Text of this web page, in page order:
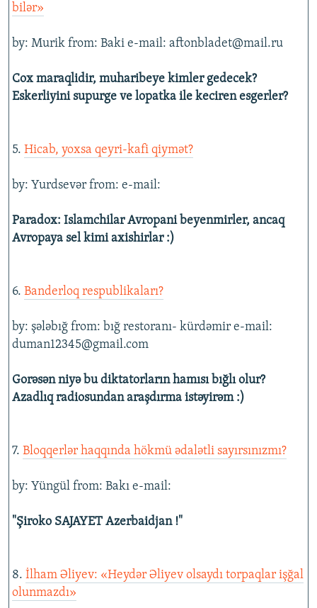
bilər»
by: Murik from: Baki e-mail: aftonbladet@mail.ru
Cox maraqlidir, muharibeye kimler gedecek?
Eskerliyini supurge ve lopatka ile keciren esgerler?
5. Hicab, yoxsa qeyri-kafi qiymət?
by: Yurdsevər from: e-mail:
Paradox: Islamchilar Avropani beyenmirler, ancaq
Avropaya sel kimi axishirlar :)
6. Banderloq respublikaları?
by: şələbığ from: bığ restoranı- kürdəmir e-mail:
duman12345@gmail.com
Gorəsən niyə bu diktatorların hamısı bığlı olur?
Azadlıq radiosundan araşdırma istəyirəm :)
7. Bloqqerlər haqqında hökmü ədalətli sayırsınızmı?
by: Yüngül from: Bakı e-mail:
"Şiroko SAJAYET Azerbaidjan !"
8. İlham Əliyev: «Heydər Əliyev olsaydı torpaqlar işğal
olunmazdı»